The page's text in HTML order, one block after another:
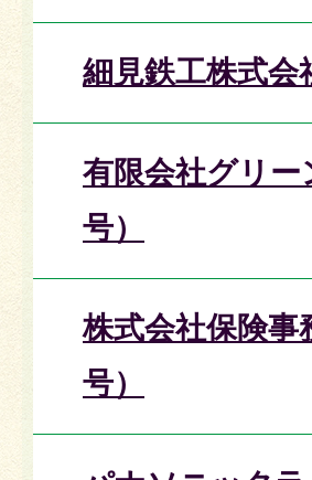
細見鉄工株式会
有限会社グリ
号）
株式会社保険
号）